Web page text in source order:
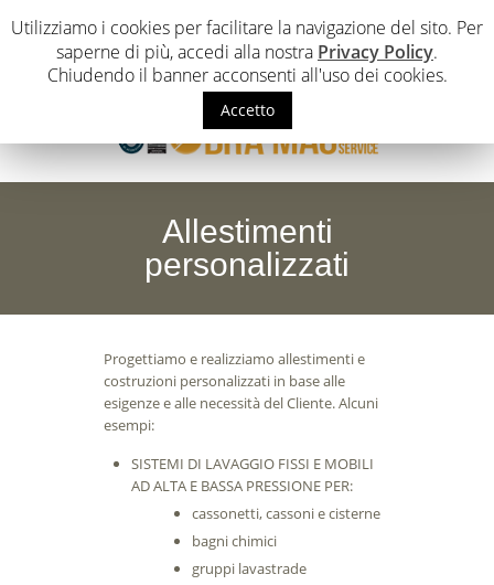
F
Allestimenti
personalizzati
Progettiamo e realizziamo allestimenti e
costruzioni personalizzati in base alle
esigenze e alle necessità del Cliente. Alcuni
esempi:
SISTEMI DI LAVAGGIO FISSI E MOBILI
AD ALTA E BASSA PRESSIONE PER:
cassonetti, cassoni e cisterne
bagni chimici
gruppi lavastrade
Utilizziamo i cookies per facilitare la navigazione del sito. Per
saperne di più, accedi alla nostra Privacy Policy.
Chiudendo il banner acconsenti all'uso dei cookies.
Accetto